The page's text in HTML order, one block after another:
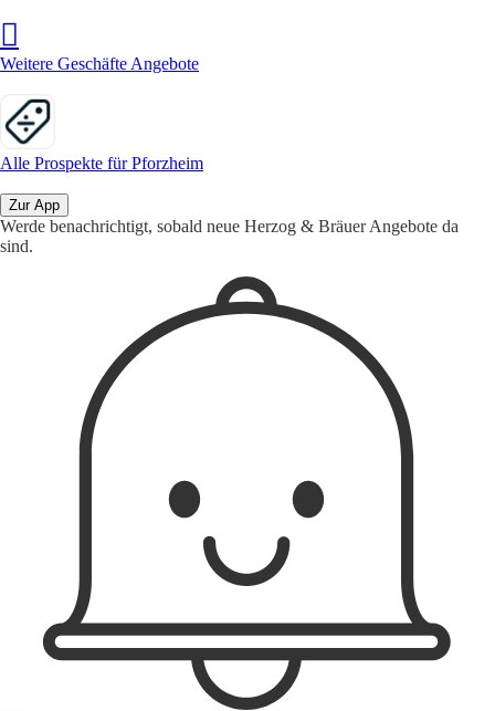
Weitere Geschäfte Angebote
Alle Prospekte für Pforzheim
Zur App
Werde benachrichtigt, sobald neue Herzog & Bräuer Angebote da
sind.